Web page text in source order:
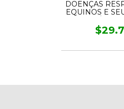
DOENÇAS
EQUINOS E